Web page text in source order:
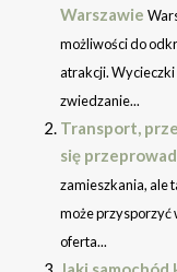
Warszawie
możliwości do
atrakcji. Wycieczki
zwiedzanie...
Transport,
się
zamieszkania, ale
może przysporzyć
oferta...